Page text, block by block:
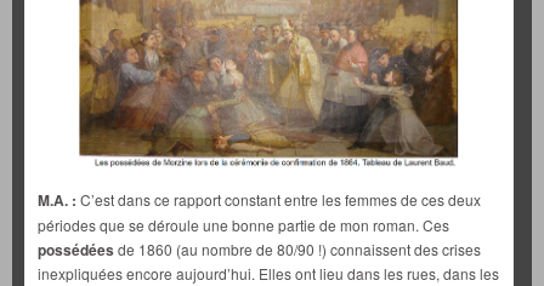
M.A. : C’est dans ce rapport constant entre les femmes de ces deux
périodes que se déroule une bonne partie de mon roman. Ces
possédées de 1860 (au nombre de 80/90 !) connaissent des crises
inexpliquées encore aujourd’hui. Elles ont lieu dans les rues, dans les